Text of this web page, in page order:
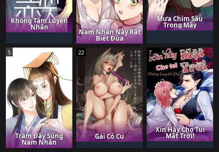
Không Tâm Luyến
Nhân
Nam Nhân Này Rất
Biết Đùa
Mưa Chìm Sâu
Trong Mây
5
Trẫm Đây Sủng
Nam Nhân
22
Gái Có Cu
7
Xin Hãy Cho Tui
Mặt Trời!